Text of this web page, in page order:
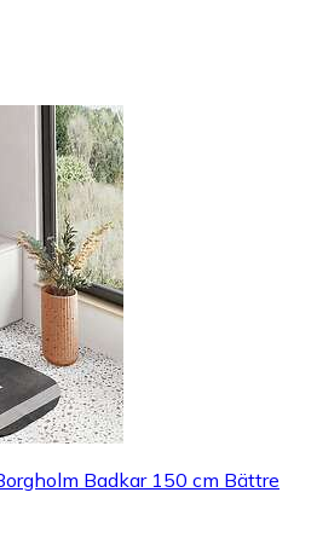
Badkar 150 cm Bättre